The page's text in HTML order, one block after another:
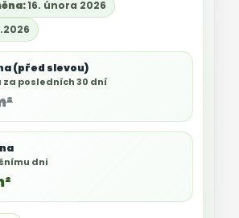
16. února 2026
(před slevou)
za posledních 30 dní
dni